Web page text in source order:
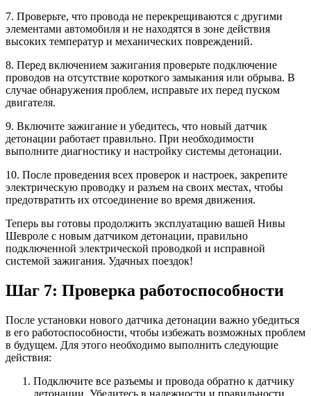
7. Проверьте, что провода не перекрещиваются с другими
элементами автомобиля и не находятся в зоне действия
высоких температур и механических повреждений.
8. Перед включением зажигания проверьте подключение
проводов на отсутствие короткого замыкания или обрыва. В
случае обнаружения проблем, исправьте их перед пуском
двигателя.
9. Включите зажигание и убедитесь, что новый датчик
детонации работает правильно. При необходимости
выполните диагностику и настройку системы детонации.
10. После проведения всех проверок и настроек, закрепите
электрическую проводку и разъем на своих местах, чтобы
предотвратить их отсоединение во время движения.
Теперь вы готовы продолжить эксплуатацию вашей Нивы
Шевроле с новым датчиком детонации, правильно
подключенной электрической проводкой и исправной
системой зажигания. Удачных поездок!
Шаг 7: Проверка работоспособности
После установки нового датчика детонации важно убедиться
в его работоспособности, чтобы избежать возможных проблем
в будущем. Для этого необходимо выполнить следующие
действия:
Подключите все разъемы и провода обратно к датчику